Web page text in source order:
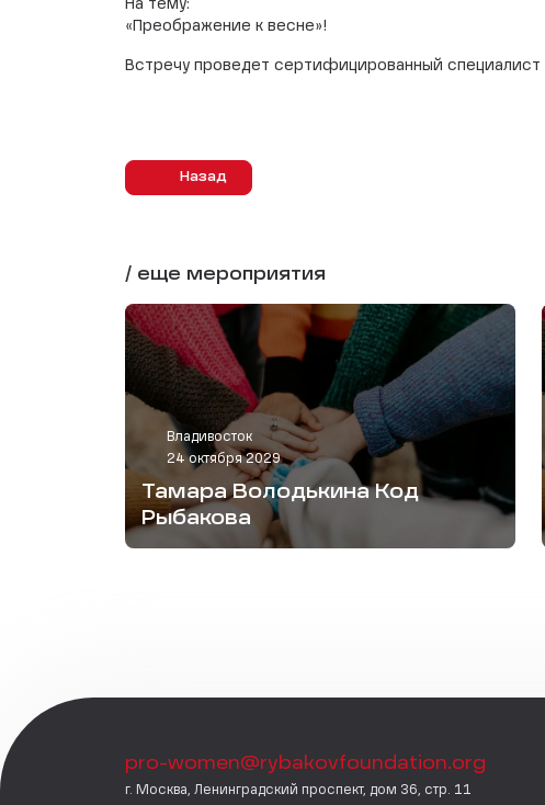
На тему:
«Преображение к весне»!
Встречу проведет сертифицированный специалист
Назад
/ еще мероприятия
Владивосток
24 октября 2029
Тамара Володькина Код
Рыбакова
pro-women@rybakovfoundation.org
г. Москва, Ленинградский проспект, дом 36, стр. 11